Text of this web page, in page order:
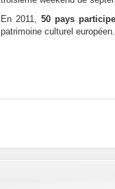
En 2011, 50 pays
patrimoine culturel